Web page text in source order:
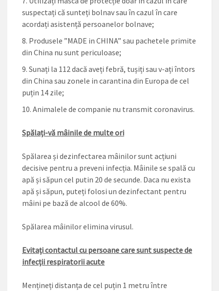
suspectați că sunteți bolnav sau în cazul în care
acordați asistență persoanelor bolnave;
Produsele ”MADE in CHINA” sau pachetele primite
din China nu sunt periculoase;
Sunați la 112 dacă aveți febră, tușiți sau v-ați întors
din China sau zonele in carantina din Europa de cel
puțin 14 zile;
Animalele de companie nu transmit coronavirus.
Spălați-vă mâinile de multe ori
Spălarea și dezinfectarea mâinilor sunt acțiuni
decisive pentru a preveni infecția. Mâinile se spală cu
apă și săpun cel putin 20 de secunde. Daca nu exista
apă și săpun, puteți folosi un dezinfectant pentru
mâini pe bază de alcool de 60%.
Spălarea mâinilor elimina virusul.
Evitați contactul cu persoane care sunt suspecte de
infecții respiratorii acute
Mențineți distanța de cel puțin 1 metru între